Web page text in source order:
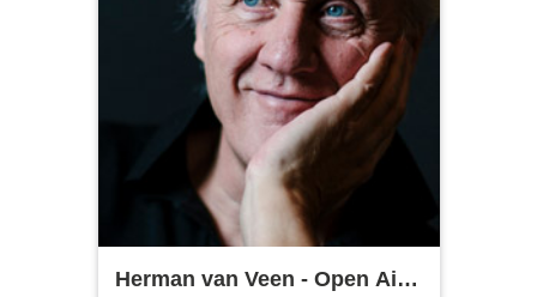
Herman van Veen - Open Air